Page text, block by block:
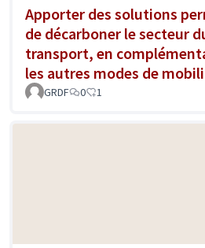
Apporter des solutions
de décarboner le secteur
transport, en
les autres modes de
GRDF 0 1